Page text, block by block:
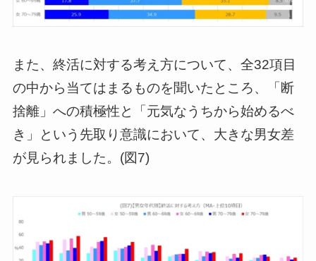
また、終活に対する考え方について、全32項目
の中から当てはまるものを聞いたところ、「断
捨離」への積極性と「元気なうちから始めるべ
き」という先取り意識において、大きな男女差
が見られました。(図7)